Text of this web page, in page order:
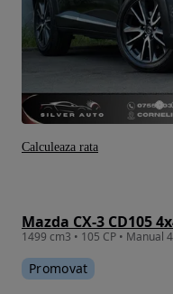
Mazda CX-3 CD105
Promovat
Calculeaza rata